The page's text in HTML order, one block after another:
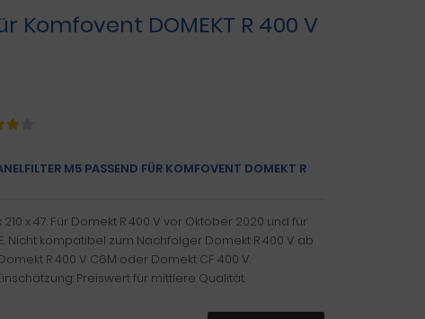
Komfovent DOMEKT R 400 V
M5 PASSEND FÜR KOMFOVENT DOMEKT R
x 47. Für Domekt R 400 V vor Oktober 2020 und für
Nicht kompatibel zum Nachfolger Domekt R 400 V ab
R 400 V C6M oder Domekt CF 400 V.
Preiswert für mittlere Qualität.